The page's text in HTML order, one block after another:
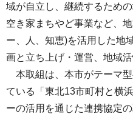
域が自立し、継続するため
空き家まちやど事業など、
ー、人、知恵)を活用した地
画と立ち上げ・運営、地域
本取組は、本市がテーマ
ている「東北13市町村と横
ーの活用を通じた連携協定